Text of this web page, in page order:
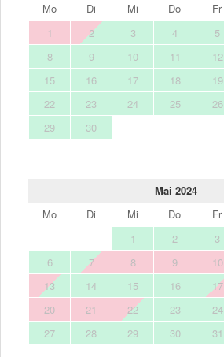
Mo
Di Mi Do Fr
1
2 3 4 5
8
9 10 11 12
15
16 17 18 19
22
23 24 25 26
29
30
Mai 2024
Mo
Di Mi Do Fr
1
2 3
6
7 8 9 10
13
14 15 16 17
20
21 22 23 24
27
28 29 30 31